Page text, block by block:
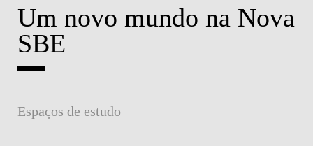
Um novo mundo na Nova
SBE
Espaços de estudo